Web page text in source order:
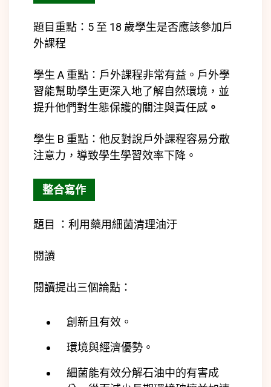
題目重點：5 至 18 歲學生是否應該參加戶
外課程
學生 A 重點： 戶外課程非常有益。戶外學
習能幫助學生更深入地了解自然環境 ，並
提升他們對生態保護的關注與責任感 。
學生 B 重點： 他反對說戶外課程容易分散
注意力，導致學生學習效率下降。
整合寫作
題目 ：利用藥用細菌清理油汙
閱讀
閱讀提出三個論點：
創新且有效。
環境與經濟優勢。
細菌能有效分解石油中的有害成